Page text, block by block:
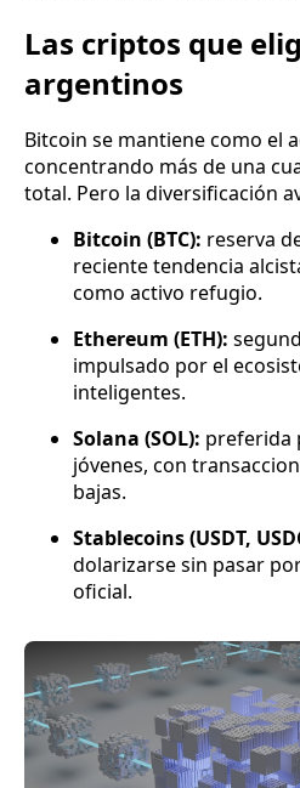
Las criptos que
argentinos
Bitcoin se mantiene como el
concentrando más de una
total. Pero la diversificación
Bitcoin (BTC): reserva
reciente tendencia
como activo refugio.
Ethereum (ETH):
impulsado por el
inteligentes.
Solana (SOL): preferida
jóvenes, con
bajas.
Stablecoins (USDT,
dolarizarse sin pasar
oficial.